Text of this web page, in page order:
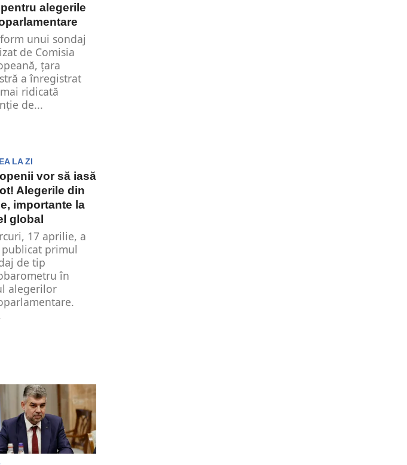
alegerile
unui sondaj
de Comisia
țara
a înregistrat
ridicată
de...
LA ZI
vor să iasă
Alegerile din
importante la
global
17 aprilie, a
primul
de tip
în
alegerilor